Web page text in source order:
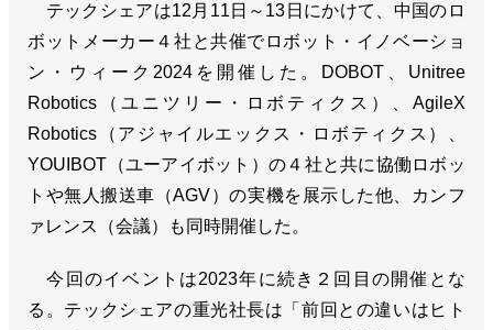
テックシェアは12月11日～13日にかけて、中国のロ
ボットメーカー４社と共催でロボット・イノベーショ
ン・ウィーク2024を開催した。DOBOT、Unitree
Robotics（ユニツリー・ロボティクス）、AgileX
Robotics（アジャイルエックス・ロボティクス）、
YOUIBOT（ユーアイボット）の４社と共に協働ロボッ
トや無人搬送車（AGV）の実機を展示した他、カンフ
ァレンス（会議）も同時開催した。
今回のイベントは2023年に続き２回目の開催とな
る。テックシェアの重光社長は「前回との違いはヒト